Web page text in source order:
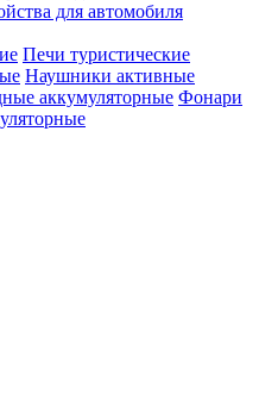
для автомобиля
Печи туристические
Наушники активные
Фонари